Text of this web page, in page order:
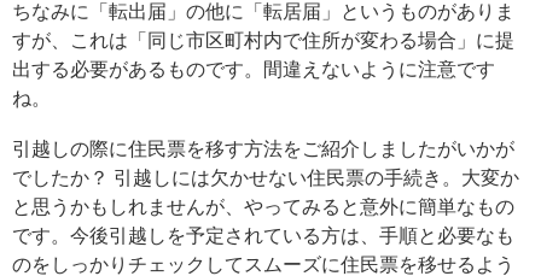
ちなみに「転出届」の他に「転居届」というものがありま
すが、これは「同じ市区町村内で住所が変わる場合」に提
出する必要があるものです。間違えないように注意です
ね。
引越しの際に住民票を移す方法をご紹介しましたがいかが
でしたか？ 引越しには欠かせない住民票の手続き。大変か
と思うかもしれませんが、やってみると意外に簡単なもの
です。今後引越しを予定されている方は、手順と必要なも
のをしっかりチェックしてスムーズに住民票を移せるよう